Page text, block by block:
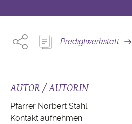
Predigtwerkstatt
AUTOR / AUTORIN
Pfarrer Norbert Stahl
Kontakt aufnehmen